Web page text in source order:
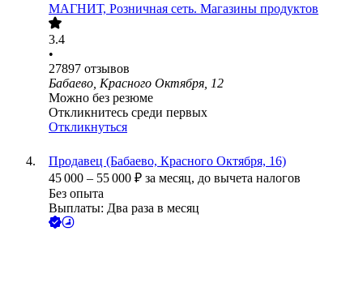
МАГНИТ, Розничная сеть. Магазины продуктов
3.4
•
27897 отзывов
Бабаево, Красного Октября, 12
Можно без резюме
Откликнитесь среди первых
Откликнуться
Продавец (Бабаево, Красного Октября, 16)
45 000 – 55 000 ₽ за месяц, до вычета налогов
Без опыта
Выплаты: Два раза в месяц